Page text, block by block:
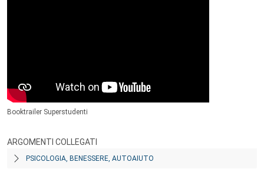
Booktrailer Superstudenti
ARGOMENTI COLLEGATI
PSICOLOGIA, BENESSERE, AUTOAIUTO